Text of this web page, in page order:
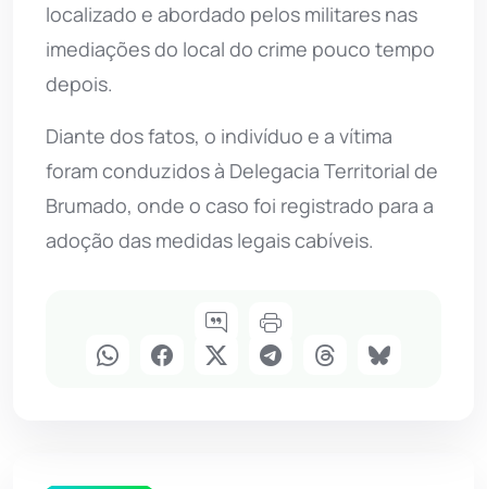
localizado e abordado pelos militares nas
imediações do local do crime pouco tempo
depois.
Diante dos fatos, o indivíduo e a vítima
foram conduzidos à Delegacia Territorial de
Brumado, onde o caso foi registrado para a
adoção das medidas legais cabíveis.